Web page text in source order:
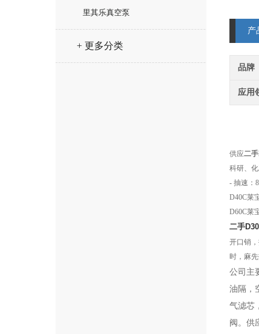
里其乐真空泵
+ 更多分类
产
品牌
应用
供应二
科研、
- 抽速：
D40C莱
D60C莱
二手
开口销
时，麻先
公司主
油隔，
气滤芯
阀。 供